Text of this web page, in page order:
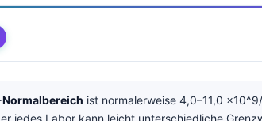
ist normalerweise 4,0–11,0
jedes Labor kann leicht unterschiedliche